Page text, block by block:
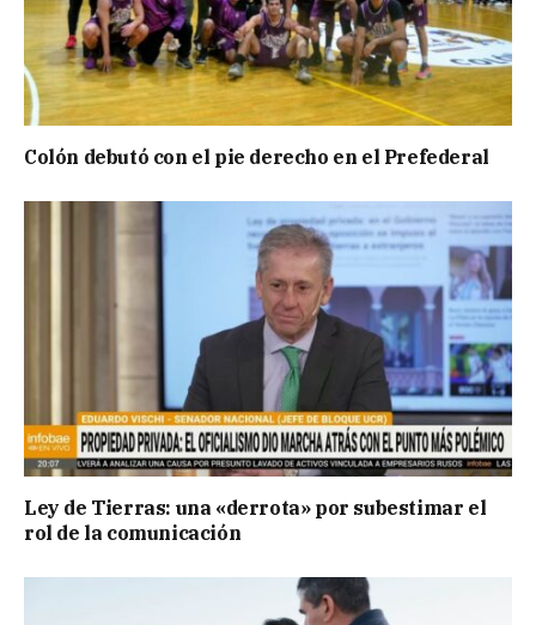
Colón debutó con el pie derecho en el Prefederal
Ley de Tierras: una «derrota» por subestimar el
rol de la comunicación